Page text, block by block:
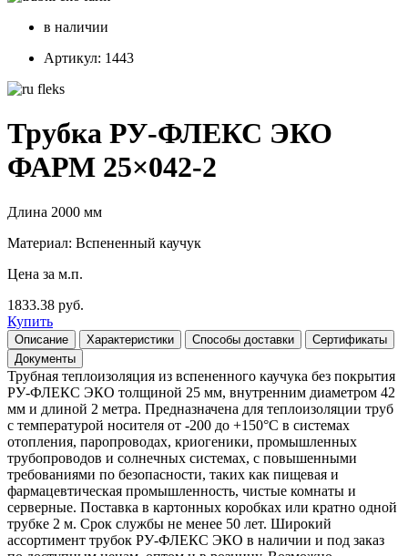
в наличии
Артикул: 1443
Трубка РУ-ФЛЕКС ЭКО
ФАРМ 25×042-2
Длина 2000 мм
Материал: Вспененный каучук
Цена за м.п.
1833.38 руб.
Купить
Описание Характеристики Способы доставки
Сертификаты
Документы
Трубная теплоизоляция из вспененного каучука без покрытия
РУ-ФЛЕКС ЭКО толщиной 25 мм, внутренним диаметром 42
мм и длиной 2 метра. Предназначена для теплоизоляции труб
с температурой носителя от -200 до +150°С в системах
отопления, паропроводах, криогеники, промышленных
трубопроводов и солнечных системах, с повышенными
требованиями по безопасности, таких как пищевая и
фармацевтическая промышленность, чистые комнаты и
серверные. Поставка в картонных коробках или кратно одной
трубке 2 м. Срок службы не менее 50 лет. Широкий
ассортимент трубок РУ-ФЛЕКС ЭКО в наличии и под заказ